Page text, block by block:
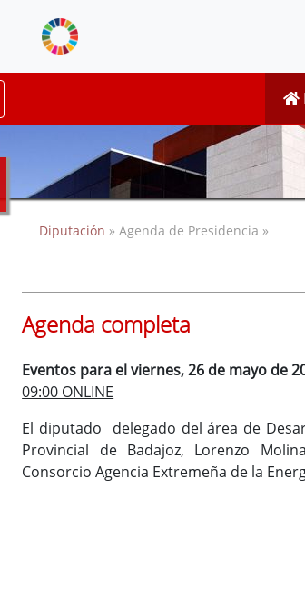
Diputación » Agenda de Presidencia »
Agenda completa
Eventos para el viernes, 26 de mayo de
09:00 ONLINE
El diputado delegado del área de
Provincial de Badajoz, Lorenzo
Consorcio Agencia Extremeña de la